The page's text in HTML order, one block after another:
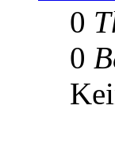
0
0